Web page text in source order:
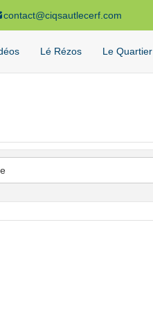
contact@ciqsautlecerf.com
Lé Rézos Le Quartier